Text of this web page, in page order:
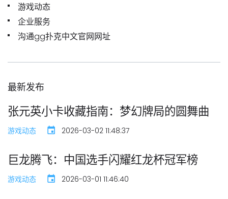
游戏动态
企业服务
沟通gg扑克中文官网网址
最新发布
张元英小卡收藏指南：梦幻牌局的圆舞曲
游戏动态 2026-03-02 11:48:37
巨龙腾飞：中国选手闪耀红龙杯冠军榜
游戏动态 2026-03-01 11:46:40